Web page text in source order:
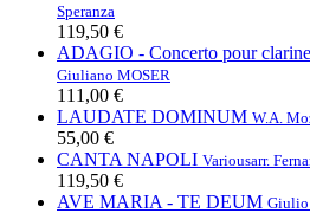
Speranza
119,50 €
ADAGIO - Concerto pour
Giuliano MOSER
111,00 €
LAUDATE DOMINUM W.A.
55,00 €
CANTA NAPOLI Variousarr.
119,50 €
AVE MARIA - TE DEUM Giulio